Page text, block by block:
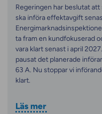
Regeringen har beslutat
ska införa effektavgift
ta fram en kundfokuserad
vara klart senast i april
pausat det planerade
63 A. Nu stoppar vi
klart.
Läs mer